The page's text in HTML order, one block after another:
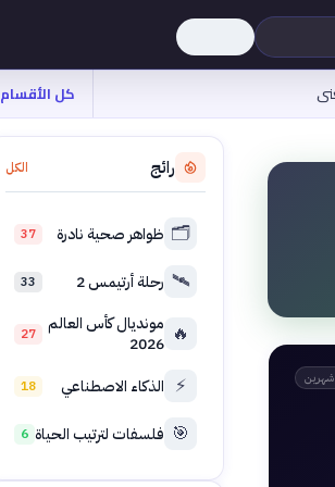
كل الأقسام
رائج الكل
🗂️ ظواهر صحية نادرة 37
🛰️ رحلة أرتيمس 2 33
🔥 مونديال كأس العالم
2026
27
⚡ الذكاء الاصطناعي 18
🎯 فلسفات لترتيب الحياة 6